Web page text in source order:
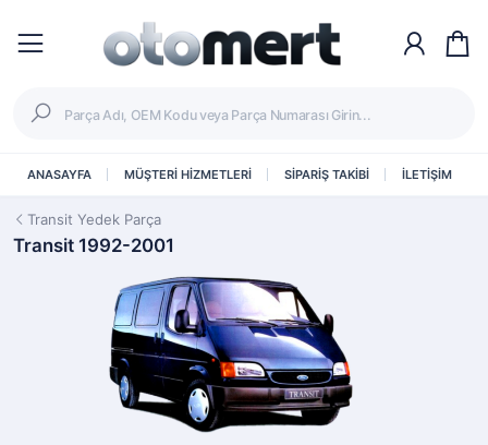
ANASAYFA MÜŞTERİ HİZMETLERİ SİPARİŞ TAKİBİ İLETİŞİM
Transit Yedek Parça
Transit 1992-2001